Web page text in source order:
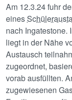
Am 12.3.24 fuhr
eines
nach Ingatestone.
liegt in der Nähe
Austausch
zugeordnet,
vorab ausfüllten.
zugewiesenen